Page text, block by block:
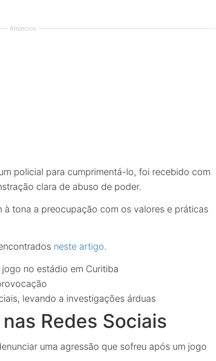
Anúncios
policial para cumprimentá-lo, foi recebido com
clara de abuso de poder.
tona a preocupação com os valores e práticas
neste artigo.
no estádio em Curitiba
levando a investigações árduas
Redes Sociais
uma agressão que sofreu após um jogo